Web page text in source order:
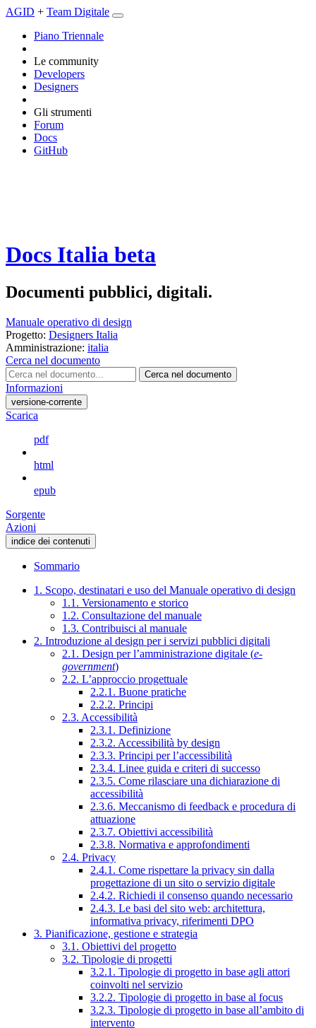
AGID + Team Digitale
Piano Triennale
Le community
Developers
Designers
Gli strumenti
Forum
Docs
GitHub
Docs Italia beta
Documenti pubblici, digitali.
Manuale operativo di design
Progetto: Designers Italia
Amministrazione: italia
Cerca nel documento
Cerca nel documento
Informazioni
versione-corrente
Scarica
pdf
html
epub
Sorgente
Azioni
indice dei contenuti
Sommario
1. Scopo, destinatari e uso del Manuale operativo di design
1.1. Versionamento e storico
1.2. Consultazione del manuale
1.3. Contribuisci al manuale
2. Introduzione al design per i servizi pubblici digitali
2.1. Design per l’amministrazione digitale (e-
government)
2.2. L’approccio progettuale
2.2.1. Buone pratiche
2.2.2. Principi
2.3. Accessibilità
2.3.1. Definizione
2.3.2. Accessibilità by design
2.3.3. Principi per l’accessibilità
2.3.4. Linee guida e criteri di successo
2.3.5. Come rilasciare una dichiarazione di
accessibilità
2.3.6. Meccanismo di feedback e procedura di
attuazione
2.3.7. Obiettivi accessibilità
2.3.8. Normativa e approfondimenti
2.4. Privacy
2.4.1. Come rispettare la privacy sin dalla
progettazione di un sito o servizio digitale
2.4.2. Richiedi il consenso quando necessario
2.4.3. Le basi del sito web: architettura,
informativa privacy, riferimenti DPO
3. Pianificazione, gestione e strategia
3.1. Obiettivi del progetto
3.2. Tipologie di progetti
3.2.1. Tipologie di progetto in base agli attori
coinvolti nel servizio
3.2.2. Tipologie di progetto in base al focus
3.2.3. Tipologie di progetto in base all’ambito di
intervento